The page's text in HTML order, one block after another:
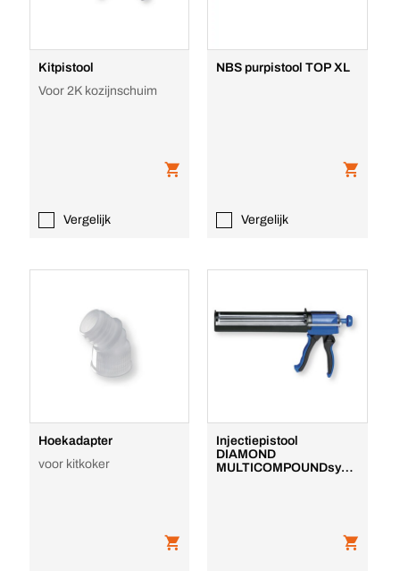
Kitpistool
Voor 2K kozijnschuim
Vergelijk
NBS purpistool TOP XL
Vergelijk
Hoekadapter
voor kitkoker
Injectiepistool
DIAMOND
MULTICOMPOUNDsyst